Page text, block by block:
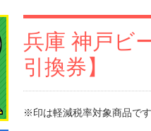
兵庫 神戸ビ
引換券】
※印は軽減税率対象商品です